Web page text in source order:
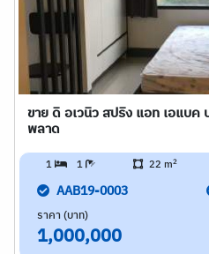
ขาย ดิ อเวนิว สปริง แอท เอแบค
พลาด
1 1 22 m2
AAB19-0003
ราคา (บาท)
1,000,000